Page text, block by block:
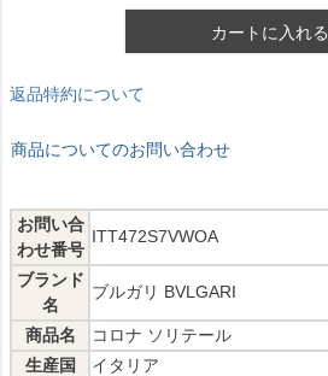
カートに入れる
返品特約について
商品についてのお問い合わせ
お問い合
わせ番号
ITT472S7VWOA
ブランド
名
ブルガリ BVLGARI
商品名
コロナ ソリテール
生産国
イタリア